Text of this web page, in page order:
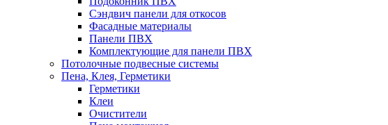
Сэндвич панели для откосов
Фасадные материалы
Панели ПВХ
Комплектующие для панели ПВХ
Потолочные подвесные системы
Пена, Клея, Герметики
Герметики
Клеи
Очистители